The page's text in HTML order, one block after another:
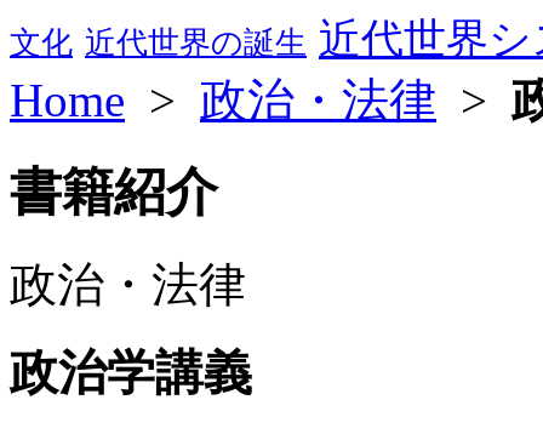
文化 近代世界の誕生 近代世界
Home > 政治・法律 >
書籍紹介
政治・法律
政治学講義